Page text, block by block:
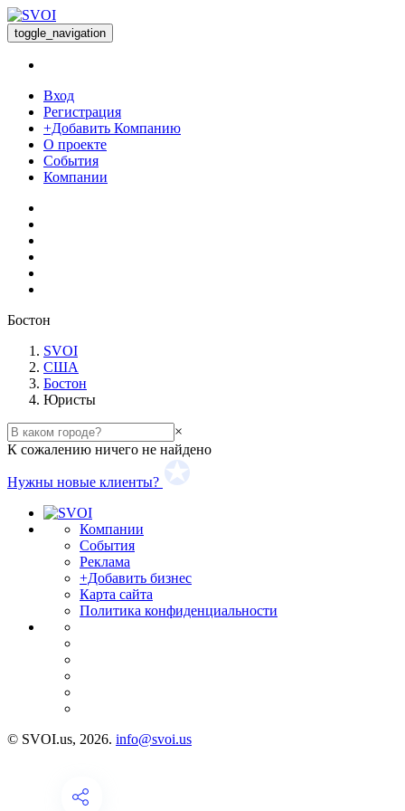
toggle_navigation
Вход
Регистрация
+Добавить Компанию
О проекте
События
Компании
Бостон
SVOI
США
Бостон
Юристы
×
К сожалению ничего не найдено
Нужны новые клиенты?
Компании
События
Реклама
+Добавить бизнес
Карта сайта
Политика конфиденциальности
© SVOI.us, 2026. info@svoi.us